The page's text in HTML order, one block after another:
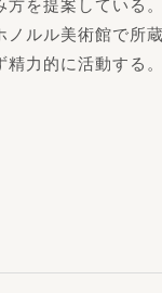
を提案している。
ルル美術館で所
力的に活動する。